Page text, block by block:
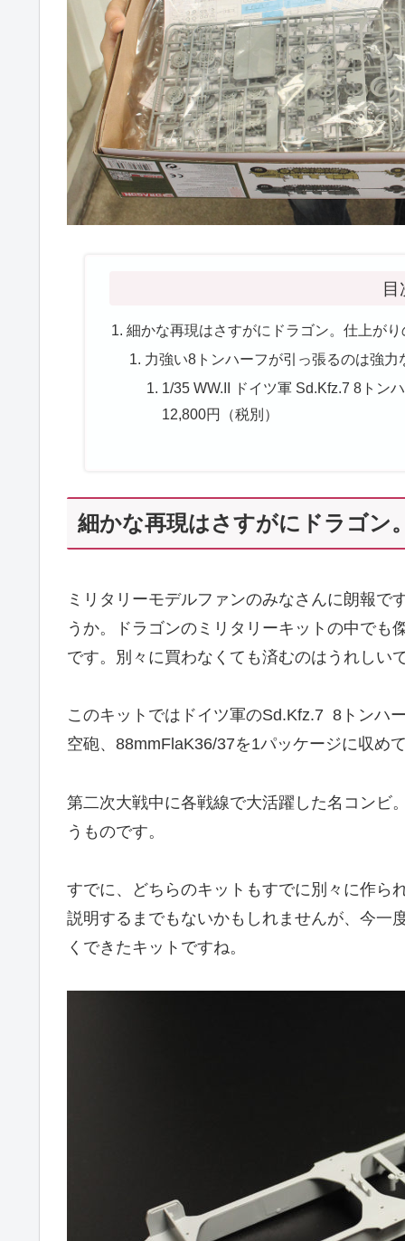
目
細かな再現はさすがにドラゴン。仕上が
力強い8トンハーフが引っ張るのは強力
1/35 WW.II ドイツ軍 Sd.Kfz.7 8トン
12,800円（税別）
細かな再現はさすがにドラゴン
ミリタリーモデルファンのみなさんに朗報
うか。ドラゴンのミリタリーキットの中でも
です。別々に買わなくても済むのはうれしい
このキットではドイツ軍のSd.Kfz.7 8トンハ
空砲、88mmFlaK36/37を1パッケージに収め
第二次大戦中に各戦線で大活躍した名コンビ
うものです。
すでに、どちらのキットもすでに別々に作ら
説明するまでもないかもしれませんが、今一
くできたキットですね。